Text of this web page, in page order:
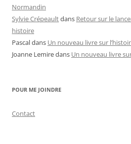
Normandin
Sylvie Crépeaultdans Retour sur le
histoire
Pascaldans Un nouveau livre sur
Joanne Lemiredans Un nouveau livre
POUR ME JOINDRE
Contact